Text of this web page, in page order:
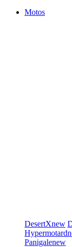
Motos
DesertXnew
Hypermotard
Panigalenew